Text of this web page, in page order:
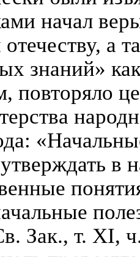
начал
а
знаний»
повторяло
в
Зак., т. XI,